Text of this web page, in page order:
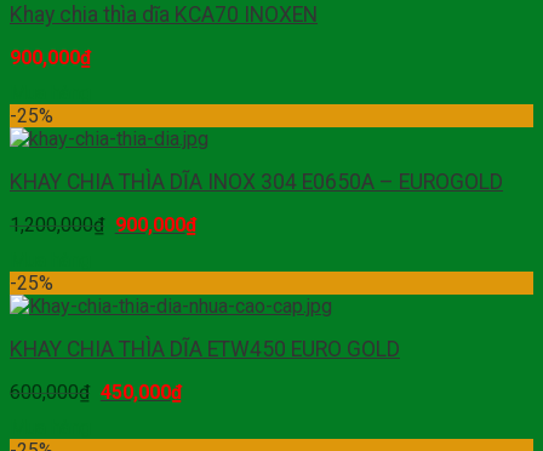
Khay chia thìa dĩa KCA70 INOXEN
900,000₫
-25%
KHAY CHIA THÌA DĨA INOX 304 E0650A – EUROGOLD
1,200,000₫ 900,000₫
-25%
KHAY CHIA THÌA DĨA ETW450 EURO GOLD
600,000₫ 450,000₫